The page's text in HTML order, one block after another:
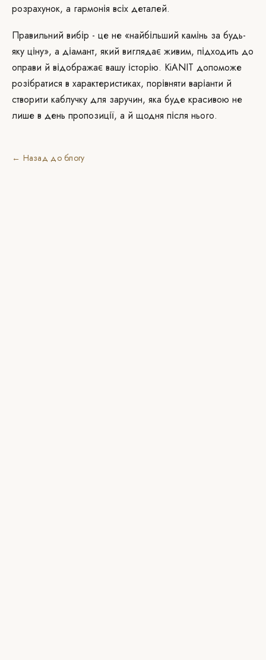
розрахунок, а гармонія всіх деталей.
Правильний вибір - це не «найбільший камінь за будь-
яку ціну», а діамант, який виглядає живим, підходить до
оправи й відображає вашу історію. KiANIT допоможе
розібратися в характеристиках, порівняти варіанти й
створити каблучку для заручин, яка буде красивою не
лише в день пропозиції, а й щодня після нього.
← Назад до блогу